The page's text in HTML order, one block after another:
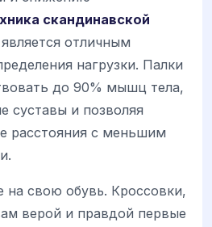
скандинавской
отличным
нагрузки. Палки
до 90% мышц тела,
суставы и позволяя
расстояния с меньшим
на свою обувь. Кроссовки,
верой и правдой первые